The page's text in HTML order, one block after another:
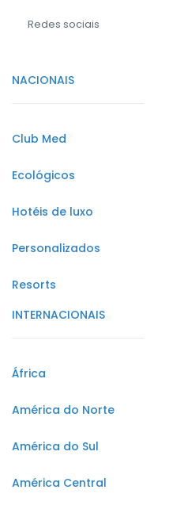
Redes sociais
NACIONAIS
Club Med
Ecológicos
Hotéis de luxo
Personalizados
Resorts
INTERNACIONAIS
África
América do Norte
América do Sul
América Central